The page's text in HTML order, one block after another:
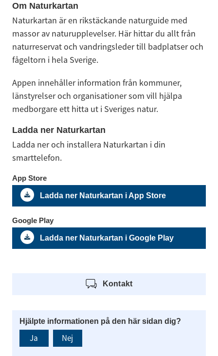
Om Naturkartan
Naturkartan är en rikstäckande naturguide med
massor av naturupplevelser. Här hittar du allt från
naturreservat och vandringsleder till badplatser och
fågeltorn i hela Sverige.
Appen innehåller information från kommuner,
länstyrelser och organisationer som vill hjälpa
medborgare ett hitta ut i Sveriges natur.
Ladda ner Naturkartan
Ladda ner och installera Naturkartan i din
smarttelefon.
App Store
Ladda ner Naturkartan i App Store
Google Play
Ladda ner Naturkartan i Google Play
Kontakt
Hjälpte informationen på den här sidan dig?
Ja Nej